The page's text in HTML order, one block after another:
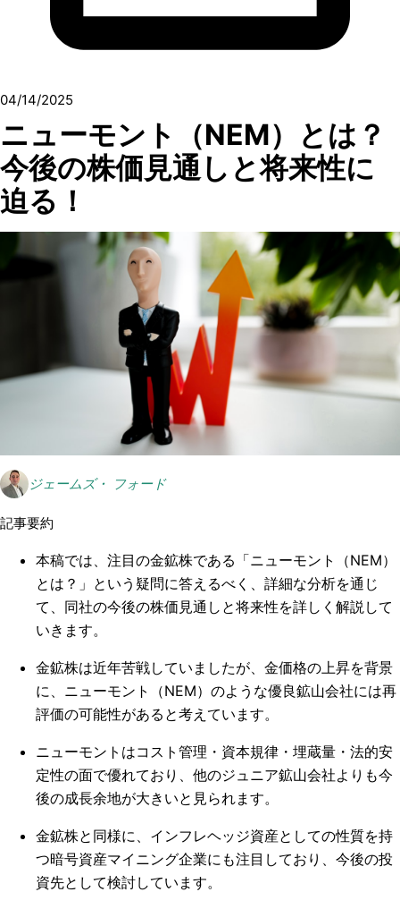
04/14/2025
ニューモント（NEM）とは？
今後の株価見通しと将来性に
迫る！
ジェームズ・ フォード
記事要約
本稿では、注目の金鉱株である「ニューモント（NEM）
とは？」という疑問に答えるべく、詳細な分析を通じ
て、同社の今後の株価見通しと将来性を詳しく解説して
いきます。
金鉱株は近年苦戦していましたが、金価格の上昇を背景
に、ニューモント（NEM）のような優良鉱山会社には再
評価の可能性があると考えています。
ニューモントはコスト管理・資本規律・埋蔵量・法的安
定性の面で優れており、他のジュニア鉱山会社よりも今
後の成長余地が大きいと見られます。
金鉱株と同様に、インフレヘッジ資産としての性質を持
つ暗号資産マイニング企業にも注目しており、今後の投
資先として検討しています。